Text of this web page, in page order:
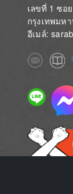
เลขที่ 1 ซอ
กรุงเทพมห
อีเมล์:
ImageImage
Image Image
Image